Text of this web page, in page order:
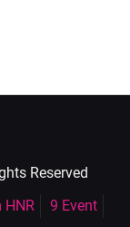
Reserved
HNR
9 Event